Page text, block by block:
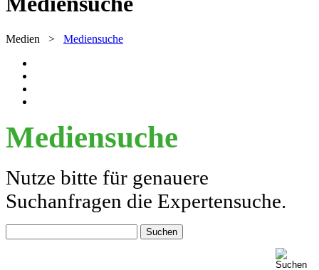
Medien > Mediensuche
Mediensuche
Nutze bitte für genauere
Suchanfragen die Expertensuche.